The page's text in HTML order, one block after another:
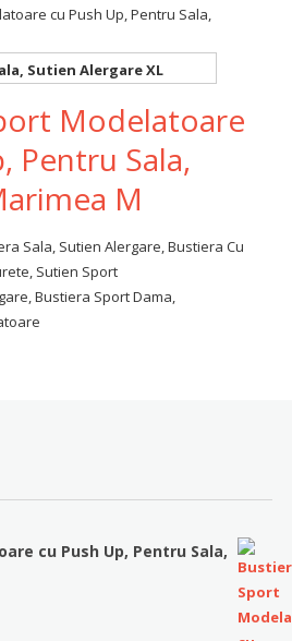
Modelatoare
Pentru Sala,
M
cu Push Up, Pentru Sala,